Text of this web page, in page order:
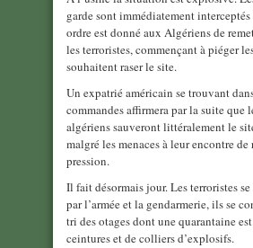
garde sont immédiatement
ordre est donné aux Algériens de
les terroristes, commençant à piéger
souhaitent raser le site.
Un expatrié américain se trouvant
commandes affirmera par la suite que
algériens sauveront littéralement le
malgré les menaces à leur encontre de
pression.
Il fait désormais jour. Les terroristes
par l’armée et la gendarmerie, ils se
tri des otages dont une quarantaine
ceintures et de colliers d’explosifs.